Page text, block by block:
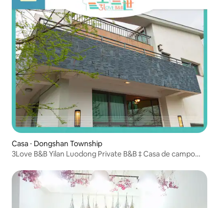
menos de sete pessoas, reserve para
sete pessoas para usar todos os quartos
*** * * * O número de hóspedes não
corresponde ao número de uma
pessoa/1.000 yuans * * * *** Check-out
tardio por mais de meia hora incorrerá
em uma taxa de atraso de 1.000 NTD ***
Casa ⋅ Dongshan Township
3Love B&B Yilan Luodong Private B&B ‡ Casa de campo